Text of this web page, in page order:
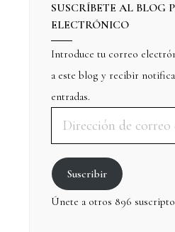
SUSCRÍBETE AL BLOG
ELECTRÓNICO
Introduce tu correo
a este blog y recibir
entradas.
Suscribir
Únete a otros 896